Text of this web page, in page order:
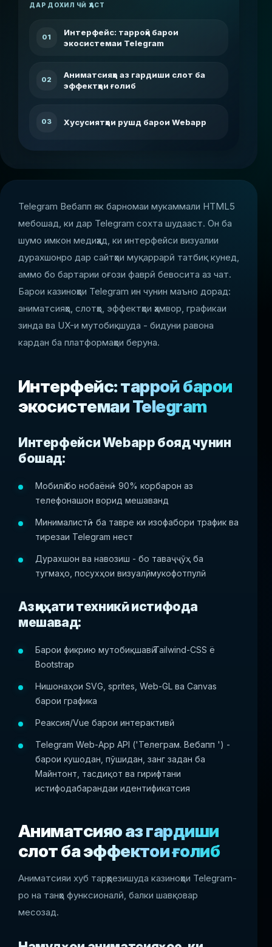
ДАР ДОХИЛ ЧӢ ҲАСТ
01
Интерфейс: тарроҳӣ барои
экосистемаи Telegram
02
Аниматсияҳо аз гардиши слот ба
эффектҳои ғолиб
03 Хусусиятҳои рушд барои Webapp
Telegram Вебапп як барномаи мукаммали HTML5
мебошад, ки дар Telegram сохта шудааст. Он ба
шумо имкон медиҳад, ки интерфейси визуалии
дурахшонро дар сайтҳои муқаррарӣ татбиқ кунед,
аммо бо бартарии оғози фаврӣ бевосита аз чат.
Барои казиноҳои Telegram ин чунин маъно дорад:
аниматсияҳо, слотҳо, эффектҳои ҳамвор, графикаи
зинда ва UX-и мутобиқшуда - бидуни равона
кардан ба платформаҳои беруна.
Интерфейс: тарроҳӣ барои
экосистемаи Telegram
Интерфейси Webapp бояд чунин
бошад:
Мобилӣ бо нобаёнӣ - 90% корбарон аз
телефонашон ворид мешаванд
Минималистӣ - ба тавре ки изофабори трафик ва
тирезаи Telegram нест
Дурахшон ва навозиш - бо таваҷҷӯҳ ба
тугмаҳо, посухҳои визуалӣ, мукофотпулӣ
Аз ҷиҳати техникӣ истифода
мешавад:
Барои фикрию мутобиқшавӣ Tailwind-CSS ё
Bootstrap
Нишонаҳои SVG, sprites, Web-GL ва Canvas
барои графика
Реаксия/Vue барои интерактивӣ
Telegram Web-App API ('Телеграм. Вебапп ') -
барои кушодан, пӯшидан, занг задан ба
Майнтонт, тасдиқот ва гирифтани
истифодабарандаи идентификатсия
Аниматсияҳо аз гардиши
слот ба эффектҳои ғолиб
Аниматсияи хуб тарҳрезишуда казиноҳои Telegram-
ро на танҳо функсионалӣ, балки шавқовар
месозад.